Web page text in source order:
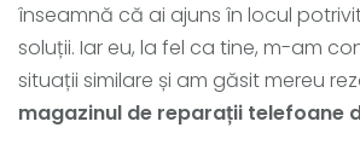
înseamnă că ai ajuns în locul
soluții. Iar eu, la fel ca tine, m-am
situații similare și am găsit mereu
magazinul de reparații telefoane